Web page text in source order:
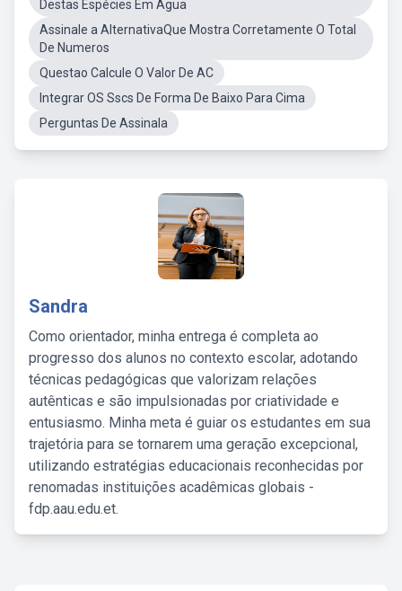
Destas Espécies Em Água
Assinale a AlternativaQue Mostra Corretamente O Total
De Numeros
Questao Calcule O Valor De AC
Integrar OS Sscs De Forma De Baixo Para Cima
Perguntas De Assinala
Sandra
Como orientador, minha entrega é completa ao
progresso dos alunos no contexto escolar, adotando
técnicas pedagógicas que valorizam relações
autênticas e são impulsionadas por criatividade e
entusiasmo. Minha meta é guiar os estudantes em sua
trajetória para se tornarem uma geração excepcional,
utilizando estratégias educacionais reconhecidas por
renomadas instituições acadêmicas globais -
fdp.aau.edu.et.